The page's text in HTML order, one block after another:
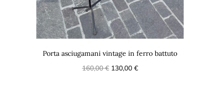
Porta asciugamani vintage in ferro battuto
160,00€ 130,00 €